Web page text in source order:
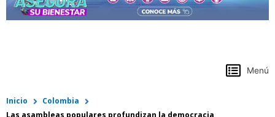
Menú
Inicio
Colombia